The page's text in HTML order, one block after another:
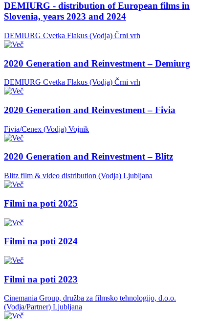
DEMIURG - distribution of European films in
Slovenia, years 2023 and 2024
DEMIURG Cvetka Flakus (Vodja) Črni vrh
2020 Generation and Reinvestment – Demiurg
DEMIURG Cvetka Flakus (Vodja) Črni vrh
2020 Generation and Reinvestment – Fivia
Fivia/Cenex (Vodja) Vojnik
2020 Generation and Reinvestment – Blitz
Blitz film & video distribution (Vodja) Ljubljana
Filmi na poti 2025
Filmi na poti 2024
Filmi na poti 2023
Cinemania Group, družba za filmsko tehnologijo, d.o.o.
(Vodja/Partner) Ljubljana